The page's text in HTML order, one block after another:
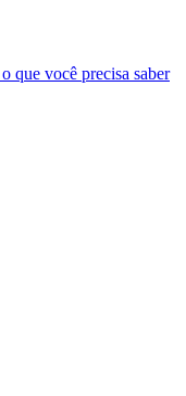
que você precisa saber